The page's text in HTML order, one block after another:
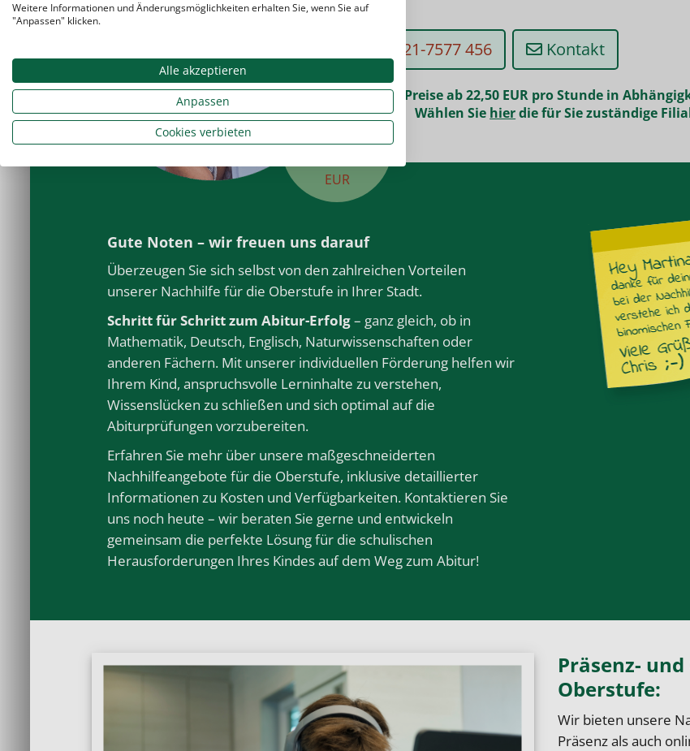
0921-7577 456 Kontakt
ab
22,50
EUR
Preise ab 22,50 EUR pro Stunde in
Wählen Sie hierdie für Sie zuständige
Gute Noten – wir freuen uns darauf
Überzeugen Sie sich selbst von den zahlreichen Vorteilen
unserer Nachhilfe für die Oberstufe in Ihrer Stadt.
Schritt für Schritt zum Abitur-Erfolg– ganz gleich, ob in
Mathematik, Deutsch, Englisch, Naturwissenschaften oder
anderen Fächern. Mit unserer individuellen Förderung helfen wir
Ihrem Kind, anspruchsvolle Lerninhalte zu verstehen,
Wissenslücken zu schließen und sich optimal auf die
Abiturprüfungen vorzubereiten.
Erfahren Sie mehr über unsere maßgeschneiderten
Nachhilfeangebote für die Oberstufe, inklusive detaillierter
Informationen zu Kosten und Verfügbarkeiten. Kontaktieren Sie
uns noch heute – wir beraten Sie gerne und entwickeln
gemeinsam die perfekte Lösung für die schulischen
Herausforderungen Ihres Kindes auf dem Weg zum Abitur!
Präsenz-
Oberstufe:
Wir bieten unsere
Präsenz als auch
Weitere Informationen und Änderungsmöglichkeiten erhalten Sie, wenn Sie auf
"Anpassen" klicken.
Alle akzeptieren
Anpassen
Cookies verbieten